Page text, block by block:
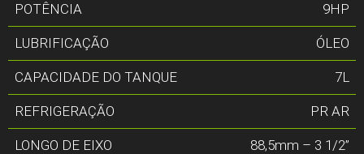
POTÊNCIA 9HP
LUBRIFICAÇÃO ÓLEO
CAPACIDADE DO TANQUE 7L
REFRIGERAÇÃO PR AR
LONGO DE EIXO 88,5mm – 3 1/2”